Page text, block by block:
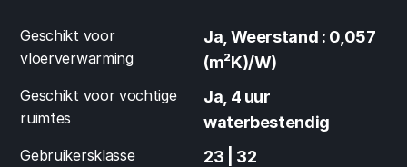
Geschikt voor
vloerverwarming
Ja, Weerstand : 0,057
(m²K)/W)
Geschikt voor vochtige
ruimtes
Ja, 4 uur
waterbestendig
Gebruikersklasse 23 | 32